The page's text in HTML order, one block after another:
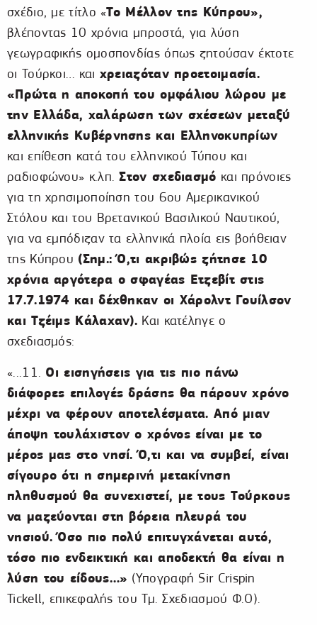
σχέδιο, με τίτλο «Το Μέλλον της Κύπρου»,
βλέποντας 10 χρόνια μπροστά, για λύση
γεωγραφικής ομοσπονδίας όπως ζητούσαν έκτοτε
οι Τούρκοι… και χρειαζόταν προετοιμασία.
«Πρώτα η αποκοπή του ομφάλιου λώρου με
την Ελλάδα, χαλάρωση των σχέσεων μεταξύ
ελληνικής Κυβέρνησης και Ελληνοκυπρίων
και επίθεση κατά του ελληνικού Τύπου και
ραδιοφώνου» κ.λπ.Στον σχεδιασμό και πρόνοιες
για τη χρησιμοποίηση του 6ου Αμερικανικού
Στόλου και του Βρετανικού Βασιλικού Ναυτικού,
για να εμπόδιζαν τα ελληνικά πλοία εις βοήθειαν
της Κύπρου (Σημ.: Ό,τι ακριβώς ζήτησε 10
χρόνια αργότερα ο σφαγέας Ετζεβίτ στις
17.7.1974 και δέχθηκαν οι Χάρολντ Γουίλσον
και Τζέιμς Κάλαχαν). Και κατέληγε ο
σχεδιασμός:
«...11. Οι εισηγήσεις για τις πιο πάνω
διάφορες επιλογές δράσης θα πάρουν χρόνο
μέχρι να φέρουν αποτελέσματα. Από μιαν
άποψη τουλάχιστον ο χρόνος είναι με το
μέρος μας στο νησί. Ό,τι και να συμβεί, είναι
σίγουρο ότι η σημερινή μετακίνηση
πληθυσμού θα συνεχιστεί, με τους Tούρκους
να μαζεύονται στη βόρεια πλευρά του
νησιού. Όσο πιο πολύ επιτυγχάνεται αυτό,
τόσο πιο ενδεικτική και αποδεκτή θα είναι η
λύση του είδους…» (Υπογραφή Sir Crispin
Tickell, επικεφαλής του Τμ. Σχεδιασμού Φ.Ο).